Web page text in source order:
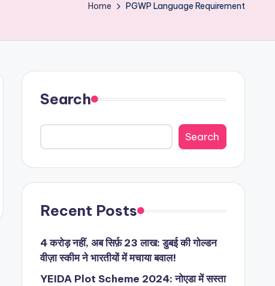
Home PGWP Language Requirement
Search
Search
Recent Posts
4 करोड़ नहीं, अब सिर्फ़ 23 लाख: डुबई की गोल्डन
वीज़ा स्कीम ने भारतीयों में मचाया बवाल!
YEIDA Plot Scheme 2024: नोएडा में सस्ता